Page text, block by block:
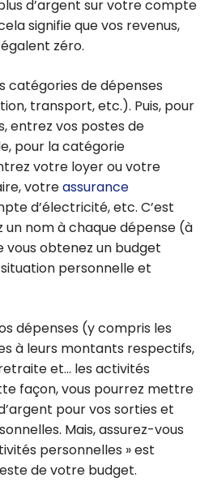
d’argent sur votre compte
signifie que vos revenus,
zéro.
catégories de dépenses
transport, etc.). Puis, pour
entrez vos postes de
pour la catégorie
votre loyer ou votre
votreassurance
d’électricité, etc. C’est
un nom à chaque dépense (à
obtenez un budget
personnelle et
dépenses (y compris les
à leurs montants respectifs,
et… les activités
façon, vous pourrez mettre
pour vos sorties et
Mais, assurez-vous
personnelles » est
de votre budget.